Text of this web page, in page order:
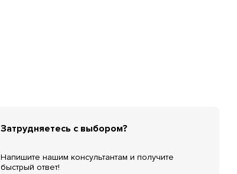
Затрудняетесь с выбором?
Напишите нашим консультантам и получите
быстрый ответ!